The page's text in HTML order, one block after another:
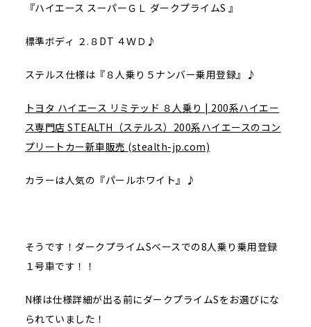
『ハイエース スーパーＧＬ ダークプライムS 』
標準ボディ ２.８DT ４ＷＤ♪
ステルス仕様は『８人乗り５ナンバー乗用登録』♪
トヨタ ハイエース リミテッド ８人乗り | 200系ハイエー
ス専門店 STEALTH（ステルス）200系ハイエースのコン
プリートカー新車販売 (stealth-jp.com)
カラーは人気の『パールホワイト』♪
そうです！ダークプライムSベースでの8人乗り乗用登録
１号車です！！
N様は仕様詳細が出る前にダークプライムSをお選びにな
られていました！